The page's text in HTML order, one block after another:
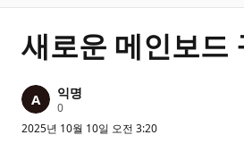
너
기
새로운 메인보드
익명
0평
포
2025년 10월 10일 오전 3:20